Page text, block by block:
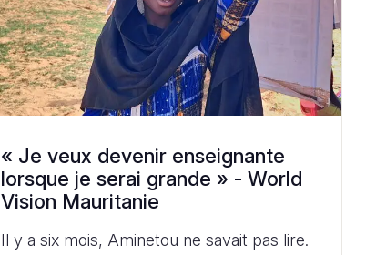
« Je veux devenir enseignante
lorsque je serai grande » - World
Vision Mauritanie
Il y a six mois, Aminetou ne savait pas lire.